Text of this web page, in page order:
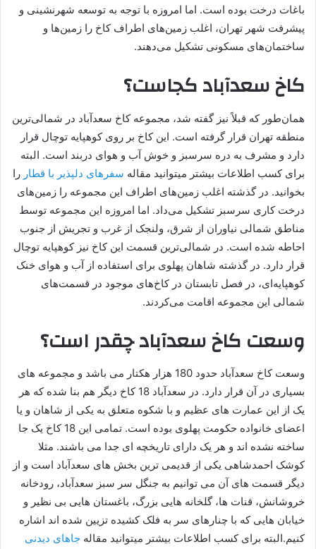
باغات درخت بوده است. اما امروزه با توجه به توسعه شهرنشینی و
پیشرفت شهر تهران، اغلب زمین‌های اطراف کاخ را زمین‌ها و
ساختمان‌های مسکونی تشکیل می‌دهند.
کاخ سعدآباد کجاست؟
همان‌طور که قبلاً نیز گفته شد، مجموعه کاخ سعدآباد در شمالی‌ترین
منطقه تهران قرار گرفته است. این کاخ بر روی کوهپایه توچال قرار
دارد و مشرف به دره سرسبز و خوش آب و هوای دربند است. البته
برای کسب اطلاعات بیشتر میتوانید مقاله سفرهای دلپذیر با قطار را
بخوانید. در گذشته اغلب زمین‌های اطراف این مجموعه را زمین‌های
درخت کاری سرسبز تشکیل می‌داد. اما امروزه این مجموعه توسط
مناطق شمالی نیاوران از شرق، ولنجک از غرب و تجریش از جنوب
احاطه شده است. در شمالی‌ترین قسمت این کاخ نیز کوهپایه توچال
قرار دارد. در گذشته شاهان پهلوی برای استفاده از آب و هوای خنک
کوهپایه‌ای، در فصل تابستان در کاخ‌های موجود در قسمت‌های
شمالی این مجموعه اقامت می‌کردند.
وسعت کاخ سعدآباد چقدر است؟
وسعت کاخ سعدآباد حدود 180 هزار هکتار می باشد و مجموعه های
بسیاری در آن قرار دارد. در سعدآباد 18 کاخ دیگر هم بنا شده که هر
یک از این عمارت های عظیم و با شکوه متعلق به یکی از شاهان و یا
اعضای خانواده حکومت پهلوی بوده است. تمامی این 18 کاخ یک جا
ساخته نشده اند و هر یک دارای تاریخچه ای جدا می باشند. مثلا
کوشک احمدشاهی یکی از قدیمی ترین بخش های سعدآباد است و از
دیگر قسمت های آن می توانیم به جنگل سر سبز سعدآباد، رودخانه
خروشانش، قنات ها، گلخانه هایی بزرگ، باغستان هایی بی نظیر و
خیابان هایی که با چنارهای سر به فلک کشیده تزیین شده اند اشاره
کنیم.البته برای کسب اطلاعات بیشتر میتوانید مقاله جاهای دیدنی